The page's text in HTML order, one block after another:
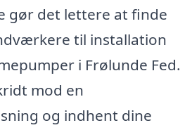
gør det lettere at finde
til installation
i Frølunde Fed.
mod en
og indhent dine